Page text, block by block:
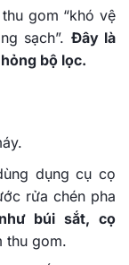
gom “khó vệ
sạch”. Đây là
bộ lọc.
dụng cụ cọ
rửa chén pha
búi sắt, cọ
thu gom.